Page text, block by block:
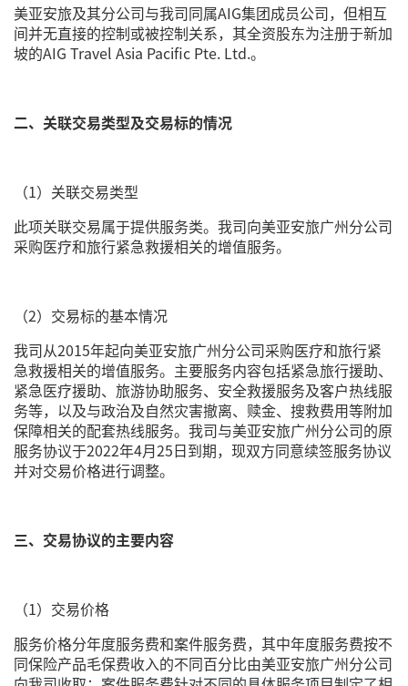
美亚安旅及其分公司与我司同属AIG集团成员公司，但相互
间并无直接的控制或被控制关系，其全资股东为注册于新加
坡的AIG Travel Asia Pacific Pte. Ltd.。
二、关联交易类型及交易标的情况
（1）关联交易类型
此项关联交易属于提供服务类。我司向美亚安旅广州分公司
采购医疗和旅行紧急救援相关的增值服务。
（2）交易标的基本情况
我司从2015年起向美亚安旅广州分公司采购医疗和旅行紧
急救援相关的增值服务。主要服务内容包括紧急旅行援助、
紧急医疗援助、旅游协助服务、安全救援服务及客户热线服
务等，以及与政治及自然灾害撤离、赎金、搜救费用等附加
保障相关的配套热线服务。我司与美亚安旅广州分公司的原
服务协议于2022年4月25日到期，现双方同意续签服务协议
并对交易价格进行调整。
三、交易协议的主要内容
（1）交易价格
服务价格分年度服务费和案件服务费，其中年度服务费按不
同保险产品毛保费收入的不同百分比由美亚安旅广州分公司